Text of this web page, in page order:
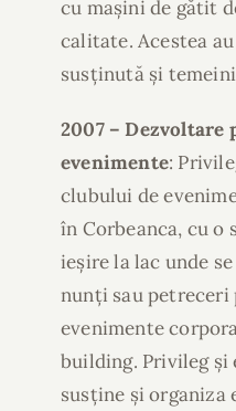
cu mașini de gătit
calitate. Acestea
susținută și
2007 – Dezvoltare
evenimente:
clubului de
în Corbeanca, cu o
ieșire la lac unde
nunți sau petreceri
evenimente
building. Privileg și
susține și organiza